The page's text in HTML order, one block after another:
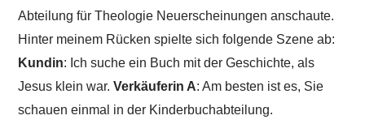
Abteilung für Theologie Neuerscheinungen anschaute.
Hinter meinem Rücken spielte sich folgende Szene ab:
Kundin: Ich suche ein Buch mit der Geschichte, als
Jesus klein war. Verkäuferin A: Am besten ist es, Sie
schauen einmal in der Kinderbuchabteilung.